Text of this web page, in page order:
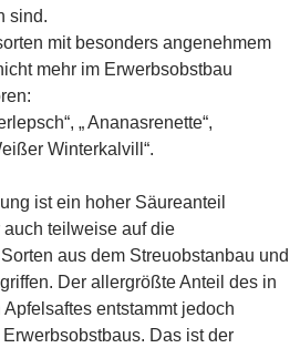
sind.
mit besonders angenehmem
mehr im Erwerbsobstbau
„ Ananasrenette“,
Winterkalvill“.
ist ein hoher Säureanteil
teilweise auf die
aus dem Streuobstanbau und
Der allergrößte Anteil des in
entstammt jedoch
Das ist der